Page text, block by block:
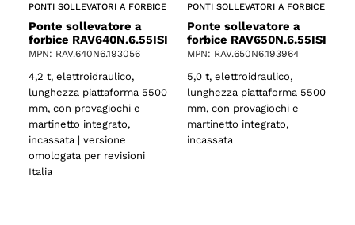
PONTI SOLLEVATORI A FORBICE
Ponte sollevatore a
forbice RAV640N.6.55ISI
MPN: RAV.640N6.193056
4,2 t, elettroidraulico,
lunghezza piattaforma 5500
mm, con provagiochi e
martinetto integrato,
incassata | versione
omologata per revisioni
Italia
PONTI SOLLEVATORI A FORBICE
Ponte sollevatore a
forbice RAV650N.6.55ISI
MPN: RAV.650N6.193964
5,0 t, elettroidraulico,
lunghezza piattaforma 5500
mm, con provagiochi e
martinetto integrato,
incassata